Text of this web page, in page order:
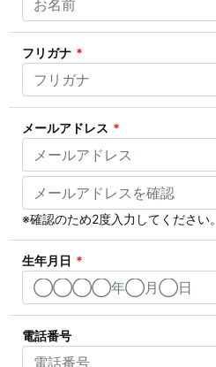
フリガナ *
メールアドレス *
※確認のため2度入力してください。
生年月日 *
電話番号